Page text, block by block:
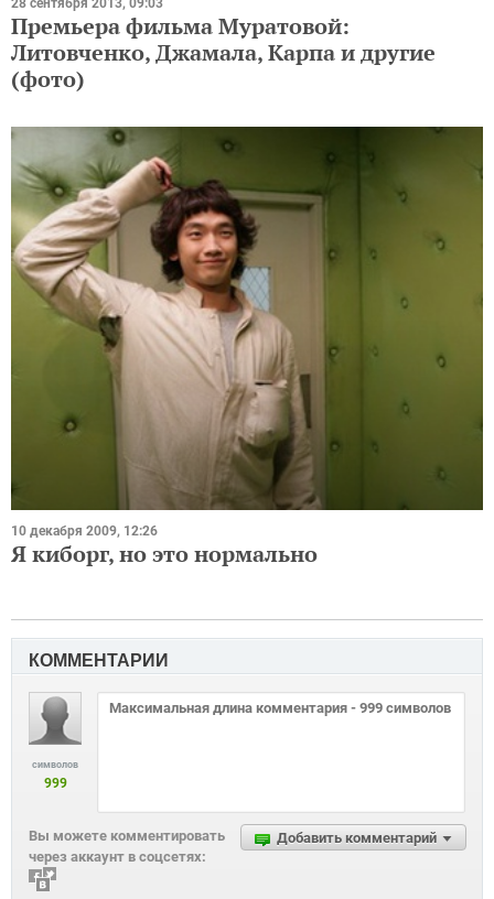
28 сентября 2013, 09:03
Премьера фильма Муратовой:
Литовченко, Джамала, Карпа и другие
(фото)
10 декабря 2009, 12:26
Я киборг, но это нормально
КОММЕНТАРИИ
символов
999
Добавить комментарий
Вы можете комментировать
через аккаунт в соцсетях: